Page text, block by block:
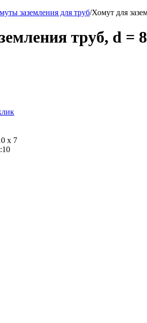
заземления для труб/Хомут для
труб, d =
x 7
10